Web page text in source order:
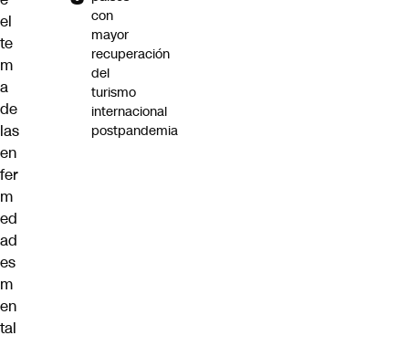
el
te
m
a
de
las
en
fer
m
ed
ad
es
m
en
tal
con
mayor
recuperación
del
turismo
internacional
postpandemia